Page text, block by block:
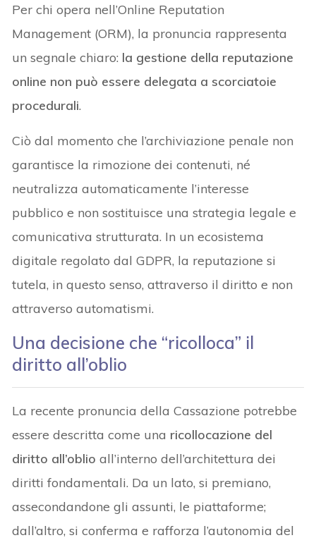
Per chi opera nell’Online Reputation
Management (ORM), la pronuncia rappresenta
un segnale chiaro: la gestione della reputazione
online non può essere delegata a scorciatoie
procedurali.
Ciò dal momento che l’archiviazione penale non
garantisce la rimozione dei contenuti, né
neutralizza automaticamente l’interesse
pubblico e non sostituisce una strategia legale e
comunicativa strutturata. In un ecosistema
digitale regolato dal GDPR, la reputazione si
tutela, in questo senso, attraverso il diritto e non
attraverso automatismi.
Una decisione che “ricolloca” il
diritto all’oblio
La recente pronuncia della Cassazione potrebbe
essere descritta come una ricollocazione del
diritto all’oblio all’interno dell’architettura dei
diritti fondamentali. Da un lato, si premiano,
assecondandone gli assunti, le piattaforme;
dall’altro, si conferma e rafforza l’autonomia del